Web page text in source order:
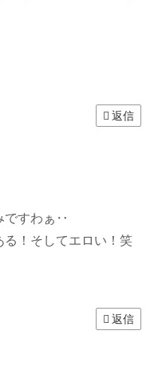
返信
ですわぁ‥
る！そしてエロい！笑
返信